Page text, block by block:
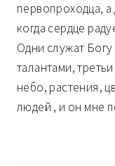
первопроходца, а
когда сердце
Одни служат
талантами,
небо, растения,
людей , и он мне